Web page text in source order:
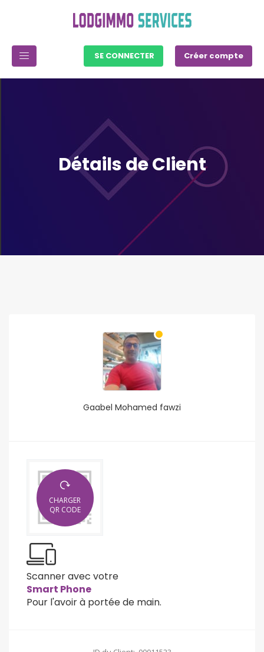
SE CONNECTER Créer compte
Détails de Client
Gaabel Mohamed fawzi
CHARGER
QR CODE
Scanner avec votre
Smart Phone
Pour l'avoir à portée de main.